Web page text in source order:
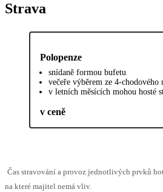
Strava
Polopenze
snídaně formou bufetu
večeře výběrem ze 4-chodového
v letních měsících mohou hosté
v ceně
Čas stravování a provoz jednotlivých prvků
na které majitel nemá vliv.